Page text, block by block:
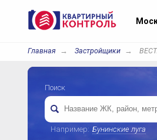
Главная Застройщики
Поиск
Например: Бунинские луга